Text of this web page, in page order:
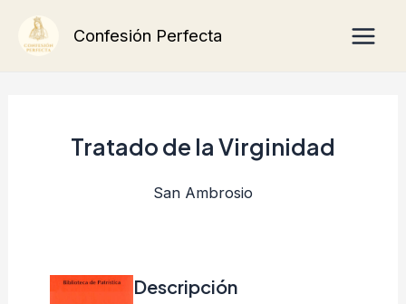
Confesión Perfecta
Tratado de la Virginidad
San Ambrosio
Descripción